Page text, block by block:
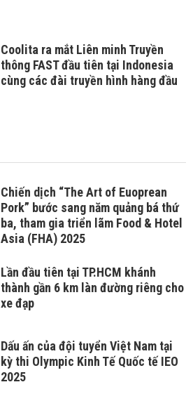
Coolita ra mắt Liên minh Truyền
thông FAST đầu tiên tại Indonesia
cùng các đài truyền hình hàng đầu
Chiến dịch “The Art of Euoprean
Pork” bước sang năm quảng bá thứ
ba, tham gia triển lãm Food & Hotel
Asia (FHA) 2025
Lần đầu tiên tại TP.HCM khánh
thành gần 6 km làn đường riêng cho
xe đạp
Dấu ấn của đội tuyển Việt Nam tại
kỳ thi Olympic Kinh Tế Quốc tế IEO
2025